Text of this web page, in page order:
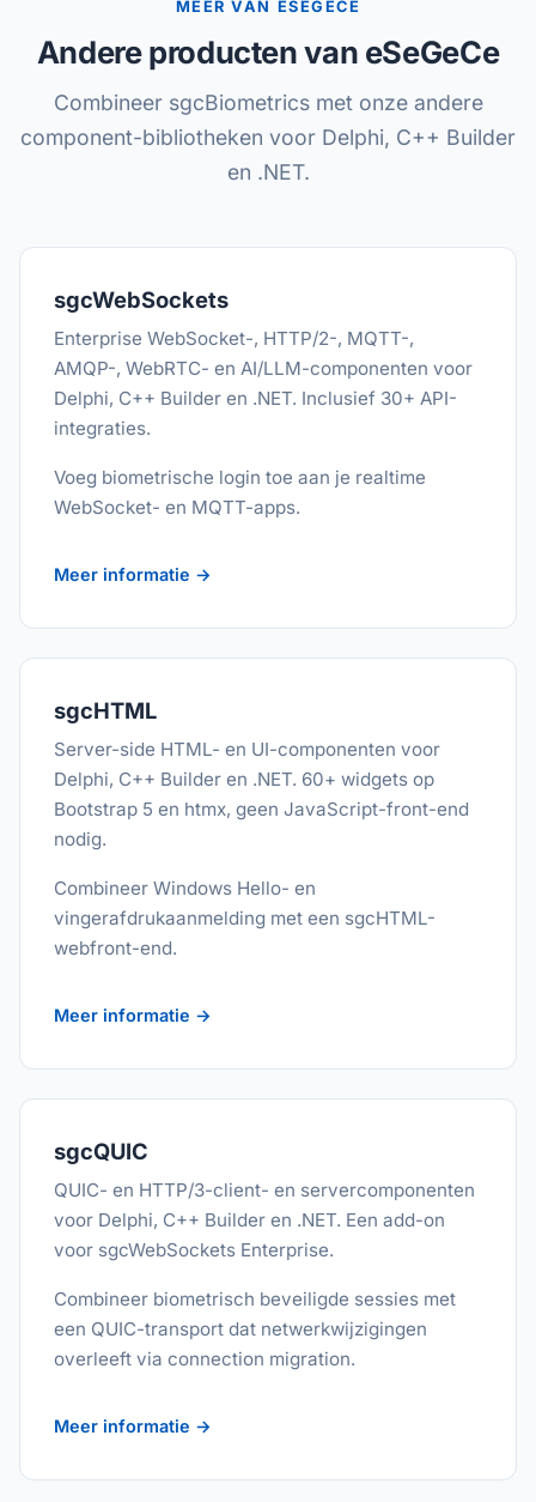
MEER VAN ESEGECE
Andere producten van eSeGeCe
Combineer sgcBiometrics met onze andere
component-bibliotheken voor Delphi, C++ Builder
en .NET.
sgcWebSockets
Enterprise WebSocket-, HTTP/2-, MQTT-,
AMQP-, WebRTC- en AI/LLM-componenten voor
Delphi, C++ Builder en .NET. Inclusief 30+ API-
integraties.
Voeg biometrische login toe aan je realtime
WebSocket- en MQTT-apps.
Meer informatie →
sgcHTML
Server-side HTML- en UI-componenten voor
Delphi, C++ Builder en .NET. 60+ widgets op
Bootstrap 5 en htmx, geen JavaScript-front-end
nodig.
Combineer Windows Hello- en
vingerafdrukaanmelding met een sgcHTML-
webfront-end.
Meer informatie →
sgcQUIC
QUIC- en HTTP/3-client- en servercomponenten
voor Delphi, C++ Builder en .NET. Een add-on
voor sgcWebSockets Enterprise.
Combineer biometrisch beveiligde sessies met
een QUIC-transport dat netwerkwijzigingen
overleeft via connection migration.
Meer informatie →